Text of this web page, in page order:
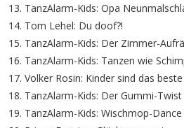
TanzAlarm-Kids: Opa
Tom Lehel: Du doof?!
TanzAlarm-Kids: Der Zimmer-
TanzAlarm-Kids: Tanzen wie
Volker Rosin: Kinder sind das
TanzAlarm-Kids: Der Gummi-Twist
TanzAlarm-Kids: Wischmop-Dance